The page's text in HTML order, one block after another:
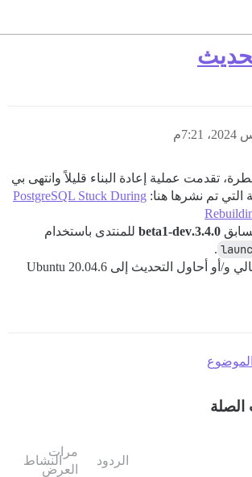
تقدمت عملية إعادة البناء قليلاً وانتهى بي
التي تم نشرها هنا: PostgreSQL Stuck During
3.4.0.beta1-dev للمنتدى باستخدام
.
قد أنتظر الإصدار التالي و/أو أحاول التحديث إلى Ubuntu 20.04.6
الردود
مرات
العرض
النشاط